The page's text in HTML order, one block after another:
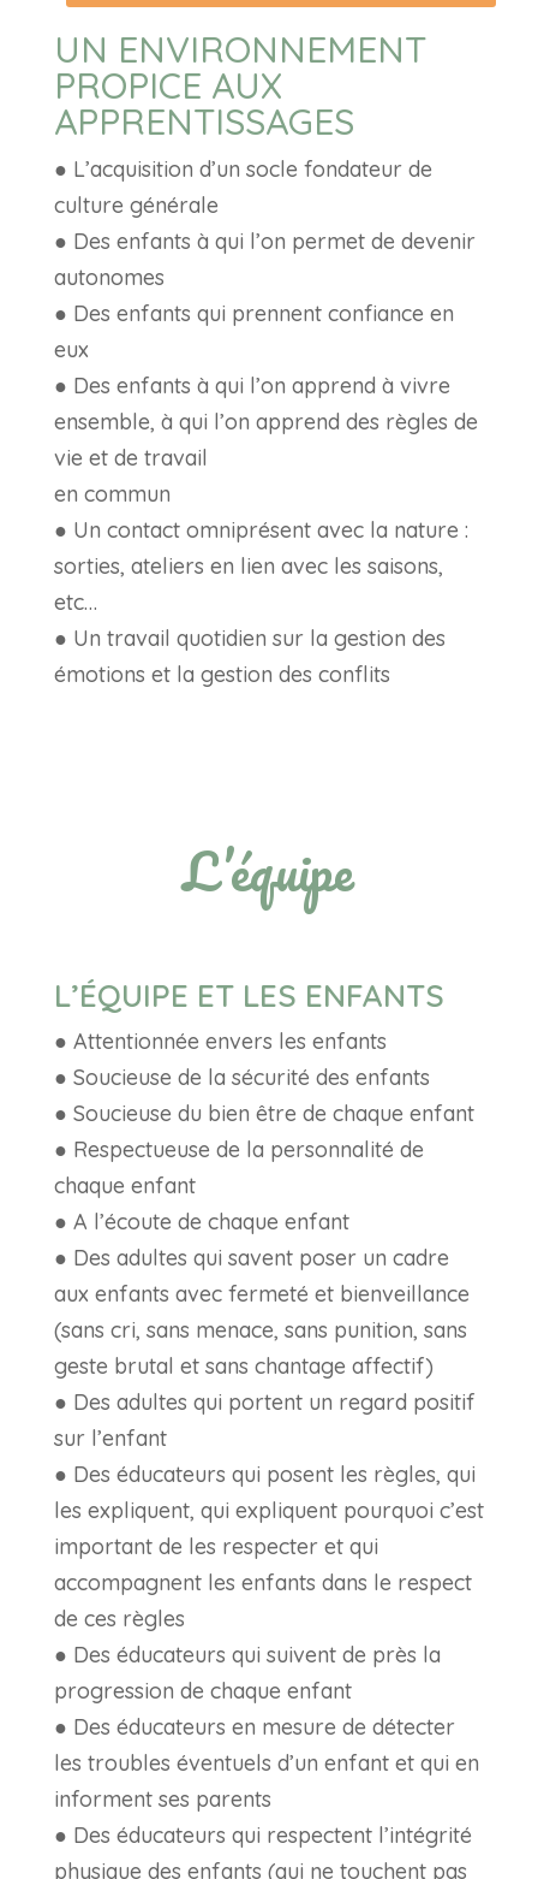
UN ENVIRONNEMENT
PROPICE AUX
APPRENTISSAGES
● L’acquisition d’un socle fondateur de
culture générale
● Des enfants à qui l’on permet de devenir
autonomes
● Des enfants qui prennent confiance en
eux
● Des enfants à qui l’on apprend à vivre
ensemble, à qui l’on apprend des règles de
vie et de travail
en commun
● Un contact omniprésent avec la nature :
sorties, ateliers en lien avec les saisons,
etc…
● Un travail quotidien sur la gestion des
émotions et la gestion des conflits
L’équipe
L’ÉQUIPE ET LES ENFANTS
● Attentionnée envers les enfants
● Soucieuse de la sécurité des enfants
● Soucieuse du bien être de chaque enfant
● Respectueuse de la personnalité de
chaque enfant
● A l’écoute de chaque enfant
● Des adultes qui savent poser un cadre
aux enfants avec fermeté et bienveillance
(sans cri, sans menace, sans punition, sans
geste brutal et sans chantage affectif)
● Des adultes qui portent un regard positif
sur l’enfant
● Des éducateurs qui posent les règles, qui
les expliquent, qui expliquent pourquoi c’est
important de les respecter et qui
accompagnent les enfants dans le respect
de ces règles
● Des éducateurs qui suivent de près la
progression de chaque enfant
● Des éducateurs en mesure de détecter
les troubles éventuels d’un enfant et qui en
informent ses parents
● Des éducateurs qui respectent l’intégrité
physique des enfants (qui ne touchent pas